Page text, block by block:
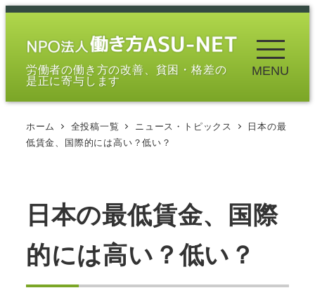
メ
労働者の働き方の改善、貧困・格差の
是正に寄与します
MENU
ホーム 全投稿一覧 ニュース・トピックス
日本の最
低賃金、国際的には高い？低い？
日本の最低賃金、国際
的には高い？低い？